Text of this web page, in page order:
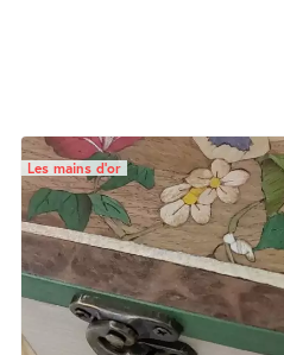
Les mains d’or